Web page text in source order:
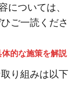
については、
ご一読くださ
的な施策を解説
り組みは以下